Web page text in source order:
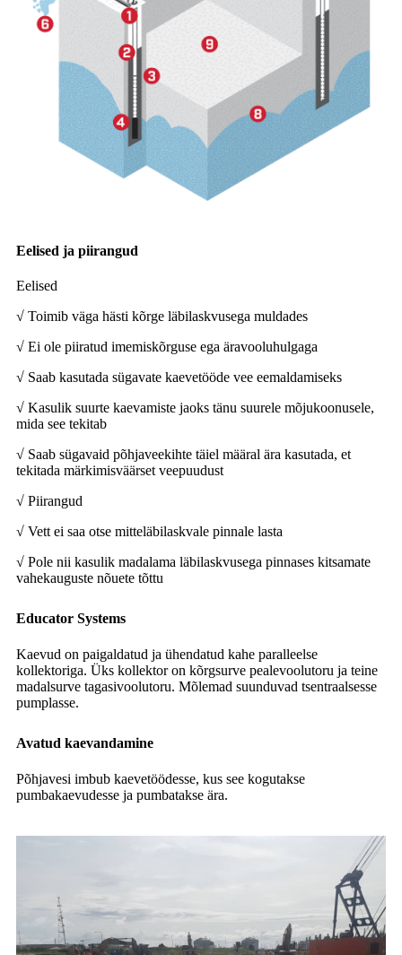
Eelised ja piirangud
Eelised
√ Toimib väga hästi kõrge läbilaskvusega muldades
√ Ei ole piiratud imemiskõrguse ega äravooluhulgaga
√ Saab kasutada sügavate kaevetööde vee eemaldamiseks
√ Kasulik suurte kaevamiste jaoks tänu suurele mõjukoonusele,
mida see tekitab
√ Saab sügavaid põhjaveekihte täiel määral ära kasutada, et
tekitada märkimisväärset veepuudust
√ Piirangud
√ Vett ei saa otse mitteläbilaskvale pinnale lasta
√ Pole nii kasulik madalama läbilaskvusega pinnases kitsamate
vahekauguste nõuete tõttu
Educator Systems
Kaevud on paigaldatud ja ühendatud kahe paralleelse
kollektoriga. Üks kollektor on kõrgsurve pealevoolutoru ja teine ​​
madalsurve tagasivoolutoru. Mõlemad suunduvad tsentraalsesse
pumplasse.
Avatud kaevandamine
Põhjavesi imbub kaevetöödesse, kus see kogutakse
pumbakaevudesse ja pumbatakse ära.